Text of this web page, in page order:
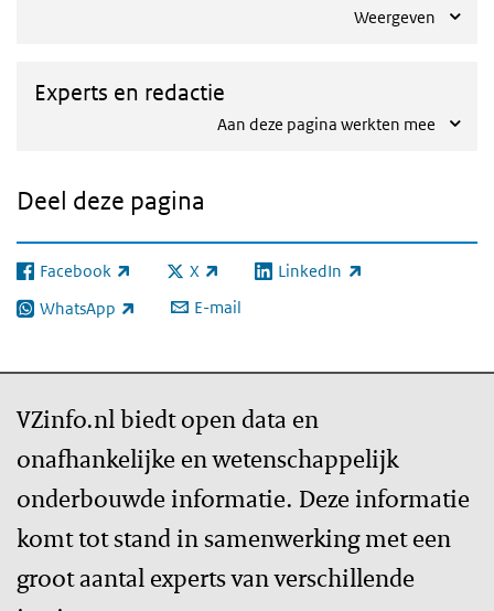
Weergeven
Experts en redactie
Aan deze pagina werkten mee
Deel deze pagina
Facebook
(externe link) X
(externe link) LinkedIn
(externe link)
WhatsApp
(externe link) E-mail
VZinfo.nl biedt open data en
onafhankelijke en wetenschappelijk
onderbouwde informatie. Deze informatie
komt tot stand in samenwerking met een
groot aantal experts van verschillende